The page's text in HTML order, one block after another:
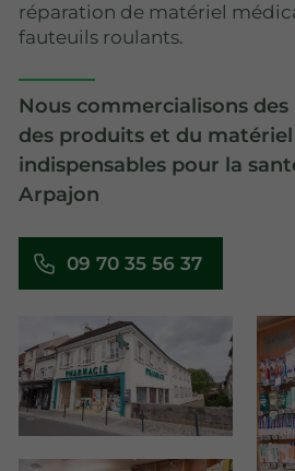
réparation de matériel
fauteuils roulants.
Nous commercialisons
des produits et du
indispensables pour la
Arpajon
09 70 35 56 37